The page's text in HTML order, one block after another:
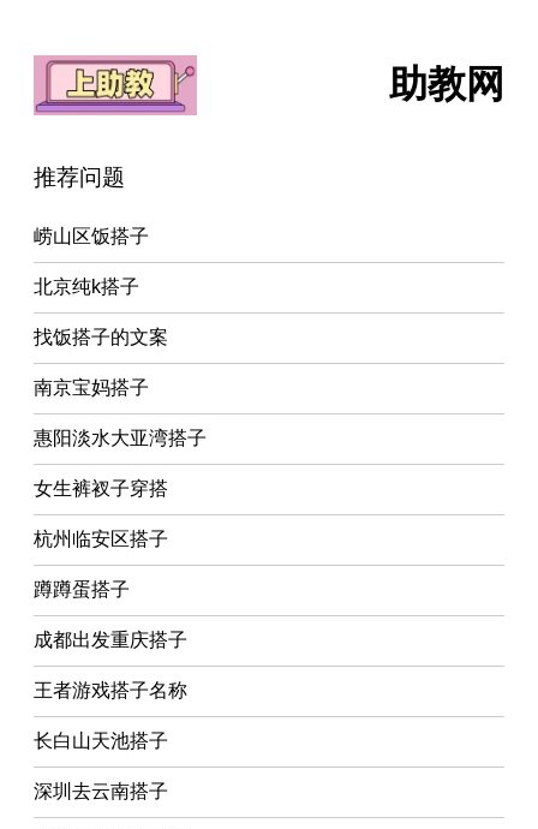
助教网
推荐问题
崂山区饭搭子
北京纯k搭子
找饭搭子的文案
南京宝妈搭子
惠阳淡水大亚湾搭子
女生裤衩子穿搭
杭州临安区搭子
蹲蹲蛋搭子
成都出发重庆搭子
王者游戏搭子名称
长白山天池搭子
深圳去云南搭子